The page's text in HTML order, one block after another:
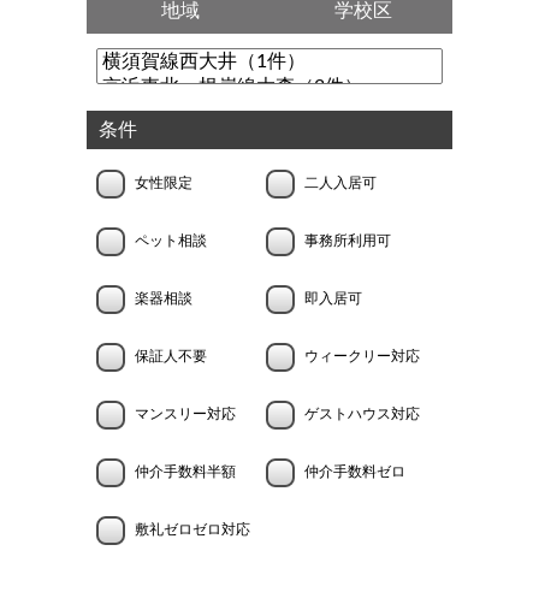
地域 学校区
条件
女性限定 二人入居可
ペット相談 事務所利用可
楽器相談 即入居可
保証人不要 ウィークリー対応
マンスリー対応 ゲストハウス対応
仲介手数料半額 仲介手数料ゼロ
敷礼ゼロゼロ対応